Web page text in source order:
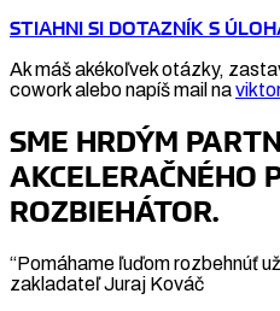
STIAHNI SI DOTAZNÍK S
Ak máš akékoľvek otázky,
cowork alebo napíš mail na
SME HRDÝM
AKCELERAČNÉHO
ROZBIEHÁTOR.
“Pomáhame ľuďom rozbehnúť
zakladateľ Juraj Kováč